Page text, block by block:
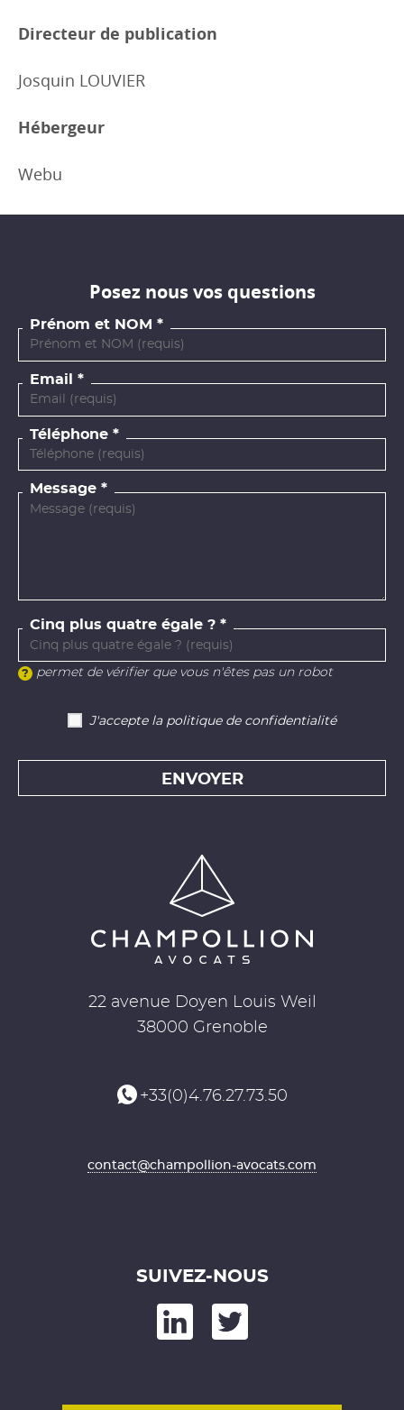
Directeur de publication
Josquin LOUVIER
Hébergeur
Webu
Posez nous vos questions
Prénom et NOM
Email
Téléphone
Message
Cinq plus quatre égale ?
permet de vérifier que vous n'êtes pas un robot
J'accepte la politique de confidentialité
ENVOYER
22 avenue Doyen Louis Weil
38000 Grenoble
+33(0)4.76.27.73.50
contact@champollion-avocats.com
SUIVEZ-NOUS